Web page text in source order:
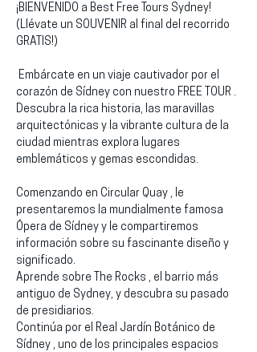
¡BIENVENIDO a Best Free Tours Sydney!
(Llévate un SOUVENIR al final del recorrido
GRATIS!)
corazón de Sídney con nuestro FREE TOUR .
Descubra la rica historia, las maravillas
arquitectónicas y la vibrante cultura de la
ciudad mientras explora lugares
emblemáticos y gemas escondidas.
Comenzando en Circular Quay , le
presentaremos la mundialmente famosa
Ópera de Sídney y le compartiremos
información sobre su fascinante diseño y
significado.
Aprende sobre The Rocks , el barrio más
antiguo de Sydney, y descubra su pasado
de presidiarios.
Continúa por el Real Jardín Botánico de
Sídney , uno de los principales espacios